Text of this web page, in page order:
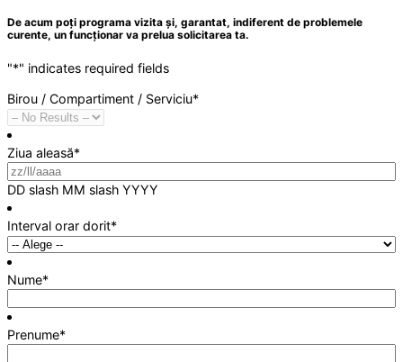
De acum poți programa vizita și, garantat, indiferent de problemele
curente, un funcționar va prelua solicitarea ta.
"*" indicates required fields
Birou / Compartiment / Serviciu*
Ziua aleasă*
DD slash MM slash YYYY
Interval orar dorit*
Nume*
Prenume*